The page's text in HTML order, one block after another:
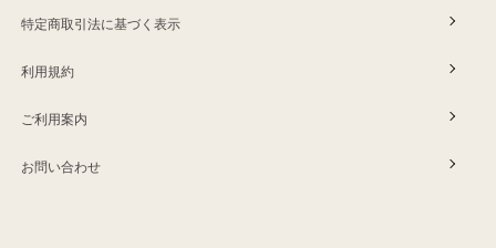
特定商取引法に基づく表示
利用規約
ご利用案内
お問い合わせ